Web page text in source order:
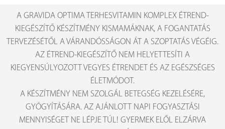
A GRAVIDA OPTIMA TERHESVITAMIN KOMPLEX ÉTREND-
KIEGÉSZÍTŐ KÉSZÍTMÉNY KISMAMÁKNAK, A FOGANTATÁS
TERVEZÉSÉTŐL A VÁRANDÓSSÁGON ÁT A SZOPTATÁS VÉGÉIG.
AZ ÉTREND-KIEGÉSZÍTŐ NEM HELYETTESÍTI A
KIEGYENSÚLYOZOTT VEGYES ÉTRENDET ÉS AZ EGÉSZSÉGES
ÉLETMÓDOT.
A KÉSZÍTMÉNY NEM SZOLGÁL BETEGSÉG KEZELÉSÉRE,
GYÓGYÍTÁSÁRA. AZ AJÁNLOTT NAPI FOGYASZTÁSI
MENNYISÉGET NE LÉPJE TÚL! GYERMEK ELŐL ELZÁRVA